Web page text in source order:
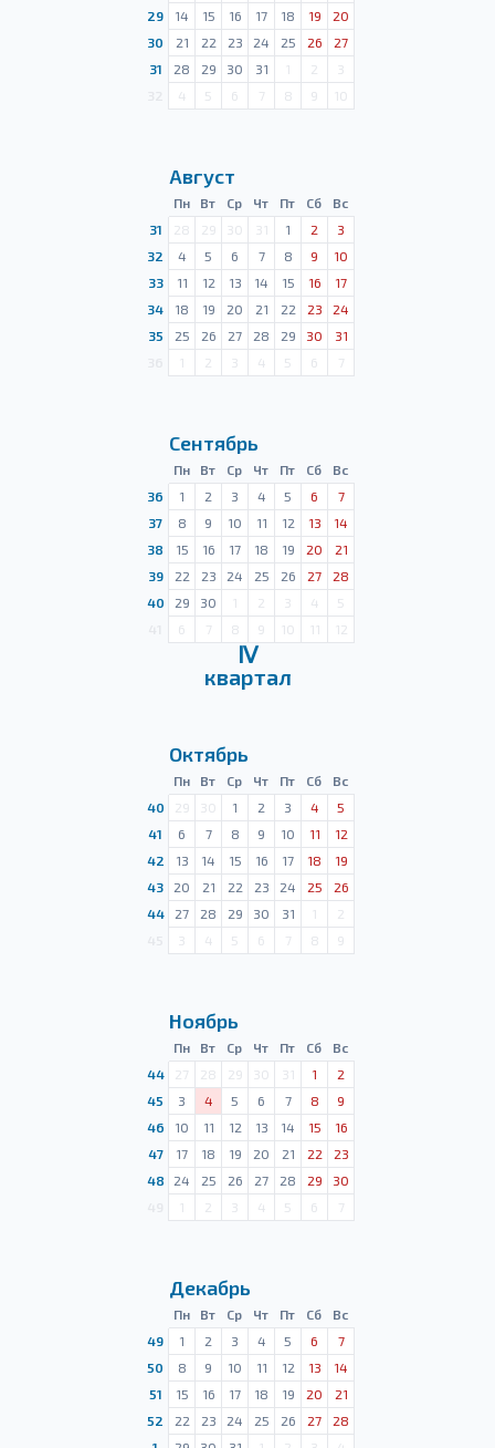
29
14 15 16 17 18 19
20
30
21 22 23 24 25 26
27
31
28 29 30 31 1 2
3
4 5 6 7 8 9 10
Август
Пн Вт Ср Чт Пт Сб
Вс
31
28 29 30 31 1 2
3
32
4 5 6 7 8 9
10
33
11 12 13 14 15 16
17
34
18 19 20 21 22 23
24
35
25 26 27 28 29 30
31
1 2 3 4 5 6 7
Сентябрь
Пн Вт Ср Чт Пт Сб
Вс
36
1 2 3 4 5 6
7
37
8 9 10 11 12 13
14
38
15 16 17 18 19 20
21
39
22 23 24 25 26 27
28
40
29 30 1 2 3 4
5
6 7 8 9 10 11 12
Ⅳ
квартал
Октябрь
Пн Вт Ср Чт Пт Сб
Вс
40
29 30 1 2 3 4
5
41
6 7 8 9 10 11
12
42
13 14 15 16 17 18
19
43
20 21 22 23 24 25
26
44
27 28 29 30 31 1
2
3 4 5 6 7 8 9
Ноябрь
Пн Вт Ср Чт Пт Сб
Вс
44
27 28 29 30 31 1
2
45
3 4 5 6 7 8
9
46
10 11 12 13 14 15
16
47
17 18 19 20 21 22
23
48
24 25 26 27 28 29
30
1 2 3 4 5 6 7
Декабрь
Пн Вт Ср Чт Пт Сб
Вс
49
1 2 3 4 5 6
7
50
8 9 10 11 12 13
14
51
15 16 17 18 19 20
21
52
22 23 24 25 26 27
28